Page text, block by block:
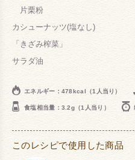
片栗粉
カシューナッツ(塩なし)
「きざみ榨菜」
サラダ油
エネルギー：478kcal（1人当り）
食塩相当量：3.2g（1人当り）
このレシピで使用した商品